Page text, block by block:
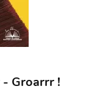
- Groarrr !